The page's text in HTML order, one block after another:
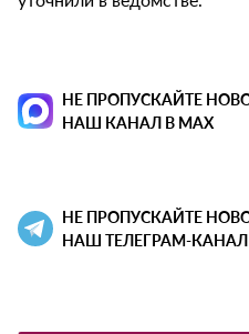
НЕ ПРОПУСКАЙТЕ
НАШ КАНАЛ В MAX
НЕ ПРОПУСКАЙТЕ
НАШ ТЕЛЕГРАМ-КАНАЛ